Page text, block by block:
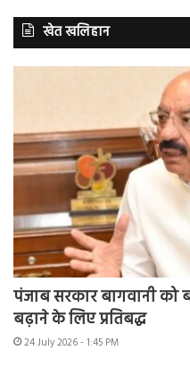
खेत खलिहान
पंजाब सरकार बागवानी
बढ़ाने के लिए प्रतिबद्ध
24 July 2026 - 1:45 PM